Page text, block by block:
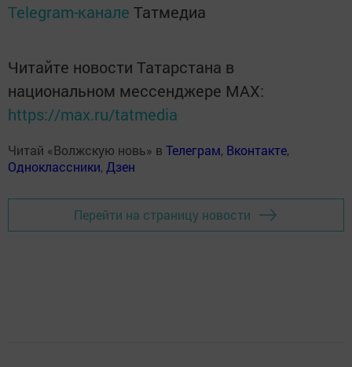
Telegram-канале Татмедиа
Читайте новости Татарстана в
национальном мессенджере MАХ:
https://max.ru/tatmedia
Читай «Волжскую новь» в Телеграм, Вконтакте,
Одноклассники, Дзен
Перейти на страницу новости